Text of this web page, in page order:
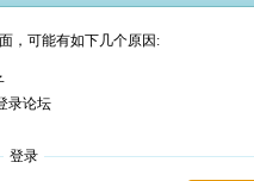
，可能有如下几个原因:
录论坛
登录